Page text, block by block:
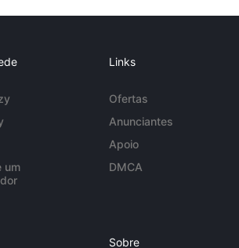
um
Links
Ofertas
Anunciantes
Apoio
DMCA
Sobre